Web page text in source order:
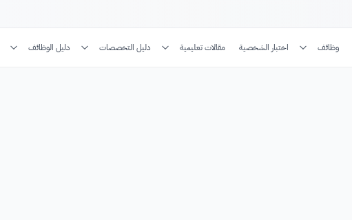
وظائف اختبار الشخصية مقالات تعليمية دليل التخصصات دليل الوظائف